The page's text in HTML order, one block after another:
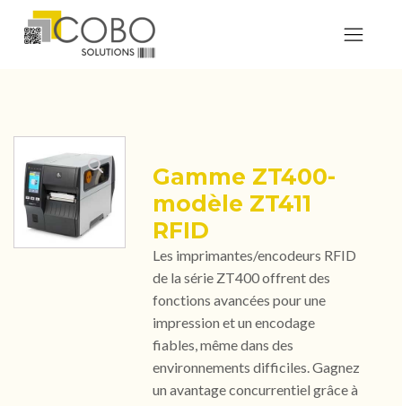
Gamme ZT400-
modèle ZT411
RFID
Les imprimantes/encodeurs RFID
de la série ZT400 offrent des
fonctions avancées pour une
impression et un encodage
fiables, même dans des
environnements difficiles. Gagnez
un avantage concurrentiel grâce à